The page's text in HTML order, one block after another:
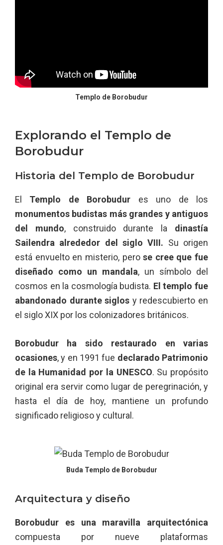
Templo de Borobudur
Explorando el Templo de
Borobudur
Historia del Templo de Borobudur
El Templo de Borobudur es uno de los
monumentos budistas más grandes y antiguos
del mundo, construido durante la dinastía
Sailendra alrededor del siglo VIII. Su origen
está envuelto en misterio, perose cree que fue
diseñado como un mandala, un símbolo del
cosmos en la cosmología budista. El templo fue
abandonado durante siglos y redescubierto en
el siglo XIX por los colonizadores británicos.
Borobudur ha sido restaurado en varias
ocasiones, y en 1991 fue declarado Patrimonio
de la Humanidad por la UNESCO. Su propósito
original era servir como lugar de peregrinación, y
hasta el día de hoy, mantiene un profundo
significado religioso y cultural.
Buda Templo de Borobudur
Arquitectura y diseño
Borobudur es una maravilla arquitectónica
compuesta por nueve plataformas